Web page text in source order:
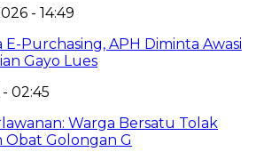
- 14:49
Purchasing, APH Diminta Awasi
Gayo Lues
02:45
Warga Bersatu Tolak
Obat Golongan G